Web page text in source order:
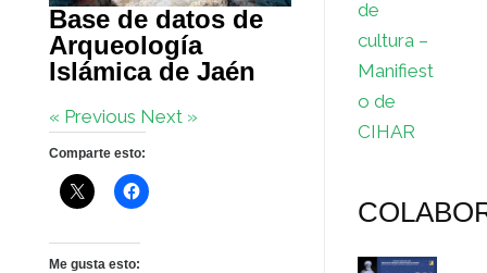
Base de datos de
Arqueología
Islámica de Jaén
« Previous Next »
Comparte esto:
Me gusta esto:
de
cultura –
Manifiest
o de
CIHAR